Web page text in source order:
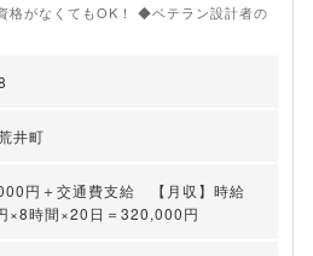
格がなくてもOK！ ◆ベテラン設計者の
井町
円＋交通費支給 【月収】時給
×8時間×20日＝320,000円